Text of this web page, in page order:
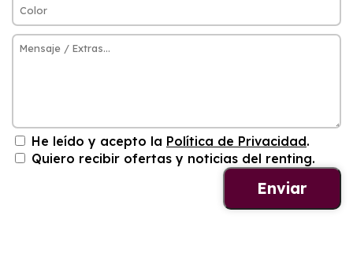
He leído y acepto la Política de Privacidad.
Quiero recibir ofertas y noticias del renting.